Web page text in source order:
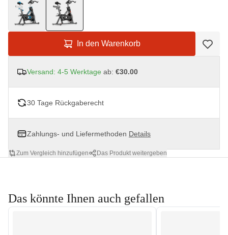
In den Warenkorb
Versand: 4-5 Werktage ab: €30.00
30 Tage Rückgaberecht
Zahlungs- und Liefermethoden Details
Zum Vergleich hinzufügen Das Produkt weitergeben
Das könnte Ihnen auch gefallen